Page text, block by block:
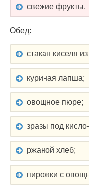
свежие фрукты.
Обед:
стакан киселя
куриная лапша;
овощное пюре;
зразы под
ржаной хлеб;
пирожки с